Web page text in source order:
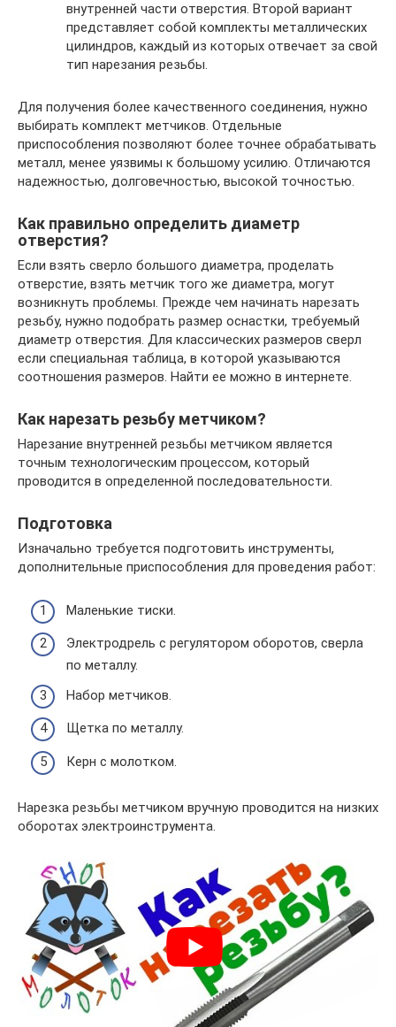
внутренней части отверстия. Второй вариант
представляет собой комплекты металлических
цилиндров, каждый из которых отвечает за свой
тип нарезания резьбы.
Для получения более качественного соединения, нужно
выбирать комплект метчиков. Отдельные
приспособления позволяют более точнее обрабатывать
металл, менее уязвимы к большому усилию. Отличаются
надежностью, долговечностью, высокой точностью.
Как правильно определить диаметр
отверстия?
Если взять сверло большого диаметра, проделать
отверстие, взять метчик того же диаметра, могут
возникнуть проблемы. Прежде чем начинать нарезать
резьбу, нужно подобрать размер оснастки, требуемый
диаметр отверстия. Для классических размеров сверл
если специальная таблица, в которой указываются
соотношения размеров. Найти ее можно в интернете.
Как нарезать резьбу метчиком?
Нарезание внутренней резьбы метчиком является
точным технологическим процессом, который
проводится в определенной последовательности.
Подготовка
Изначально требуется подготовить инструменты,
дополнительные приспособления для проведения работ:
Маленькие тиски.
Электродрель с регулятором оборотов, сверла
по металлу.
Набор метчиков.
Щетка по металлу.
Керн с молотком.
Нарезка резьбы метчиком вручную проводится на низких
оборотах электроинструмента.